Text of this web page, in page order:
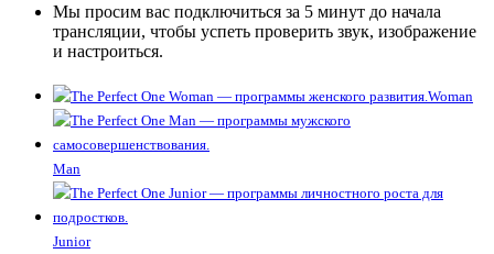
Мы просим вас подключиться за 5 минут до начала
трансляции, чтобы успеть проверить звук, изображение
и настроиться.
Woman
Man
Junior